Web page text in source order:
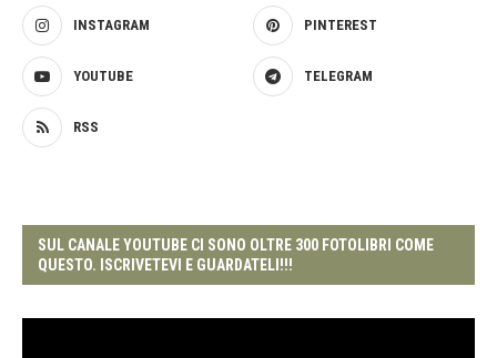
INSTAGRAM PINTEREST
YOUTUBE TELEGRAM
RSS
SUL CANALE YOUTUBE CI SONO OLTRE 300 FOTOLIBRI COME
QUESTO. ISCRIVETEVI E GUARDATELI!!!